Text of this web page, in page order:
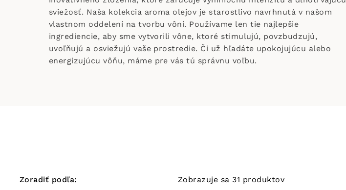
sviežosť. Naša kolekcia aroma olejov je starostlivo navrhnutá v našom
vlastnom oddelení na tvorbu vôní. Používame len tie najlepšie
ingrediencie, aby sme vytvorili vône, ktoré stimulujú, povzbudzujú,
uvoľňujú a osviežujú vaše prostredie. Či už hľadáte upokojujúcu alebo
energizujúcu vôňu, máme pre vás tú správnu voľbu.
Zoradiť podľa: Zobrazuje sa 31 produktov